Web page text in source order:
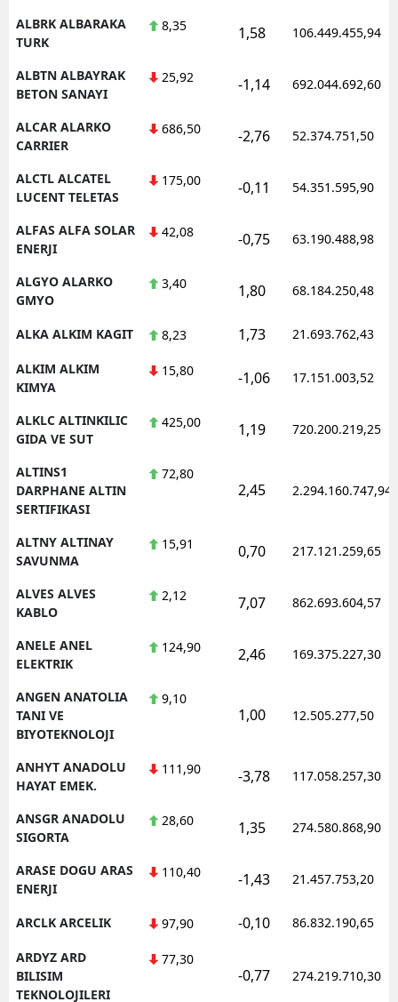
ALBRK ALBARAKA
TURK
8,35 1,58 106.449.455,94
ALBTN ALBAYRAK
BETON SANAYI
25,92 -1,14 692.044.692,60
ALCAR ALARKO
CARRIER
686,50 -2,76 52.374.751,50
ALCTL ALCATEL
LUCENT TELETAS
175,00 -0,11 54.351.595,90
ALFAS ALFA SOLAR
ENERJI
42,08 -0,75 63.190.488,98
ALGYO ALARKO
GMYO
3,40 1,80 68.184.250,48
ALKA ALKIM KAGIT 8,23 1,73 21.693.762,43
ALKIM ALKIM
KIMYA
15,80 -1,06 17.151.003,52
ALKLC ALTINKILIC
GIDA VE SUT
425,00 1,19 720.200.219,25
ALTINS1
DARPHANE ALTIN
SERTIFIKASI
72,80
2,45 2.294.160.747,94
ALTNY ALTINAY
SAVUNMA
15,91 0,70 217.121.259,65
ALVES ALVES
KABLO
2,12 7,07 862.693.604,57
ANELE ANEL
ELEKTRIK
124,90 2,46 169.375.227,30
ANGEN ANATOLIA
TANI VE
BIYOTEKNOLOJI
9,10
1,00 12.505.277,50
ANHYT ANADOLU
HAYAT EMEK.
111,90 -3,78 117.058.257,30
ANSGR ANADOLU
SIGORTA
28,60 1,35 274.580.868,90
ARASE DOGU ARAS
ENERJI
110,40 -1,43 21.457.753,20
ARCLK ARCELIK 97,90 -0,10 86.832.190,65
ARDYZ ARD
BILISIM
TEKNOLOJILERI
77,30
-0,77 274.219.710,30